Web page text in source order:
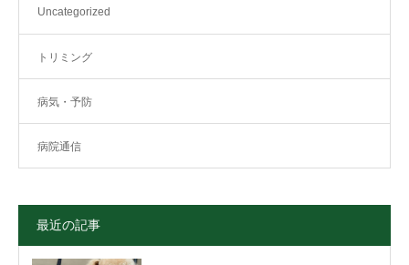
Uncategorized
トリミング
病気・予防
病院通信
最近の記事